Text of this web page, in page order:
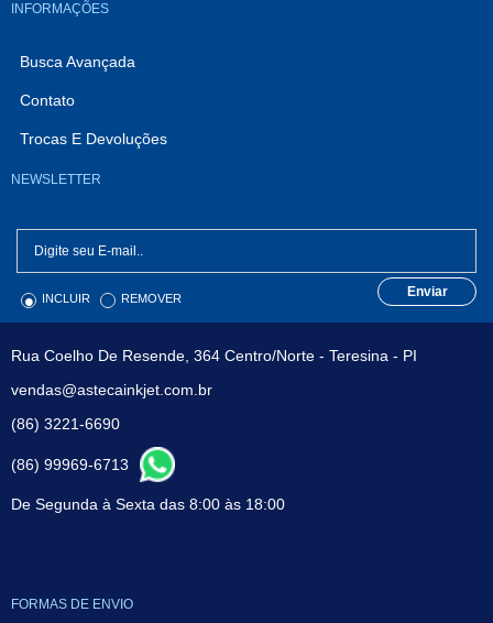
INFORMAÇÕES
Busca Avançada
Contato
Trocas E Devoluções
NEWSLETTER
INCLUIR REMOVER Enviar
Rua Coelho De Resende, 364 Centro/Norte - Teresina - PI
vendas@astecainkjet.com.br
(86) 3221-6690
(86) 99969-6713
De Segunda à Sexta das 8:00 às 18:00
FORMAS DE ENVIO